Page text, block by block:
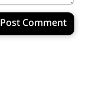
Post Comment